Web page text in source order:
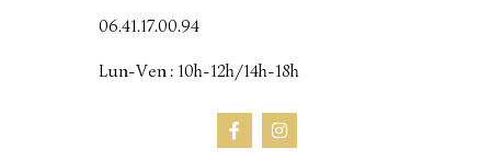
06.41.17.00.94
Lun-Ven : 10h-12h/14h-18h